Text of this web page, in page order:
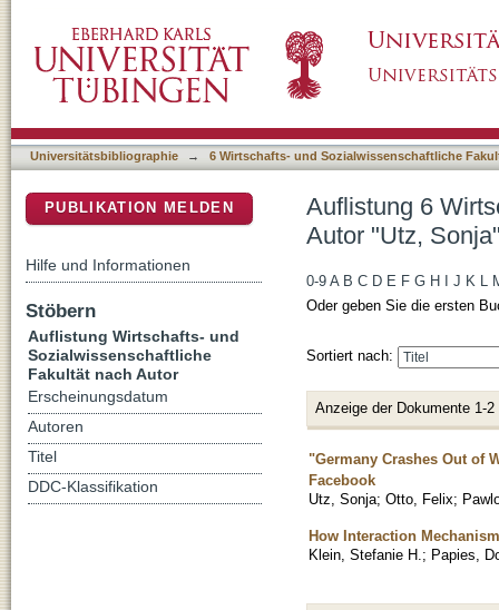
Universitätsbibliographie → 6 Wirtschafts- und Sozialwissenschaftliche
Auflistung 6
Autor "Utz,
0-9 A B C D E F G H J K L
Oder geben Sie die ersten
Sortiert nach:
Anzeige der Dokumente 1-2
"Germany Crashes Out of
Facebook
Utz, Sonja; Otto, Felix;
How Interaction
Klein, Stefanie H. ; Papies,
PUBLIKATION MELDEN
Hilfe und Informationen
Stöbern
Auflistung Wirtschafts- und
Sozialwissenschaftliche
Fakultät nach Autor
Erscheinungsdatum
Autoren
Titel
DDC-Klassifikation